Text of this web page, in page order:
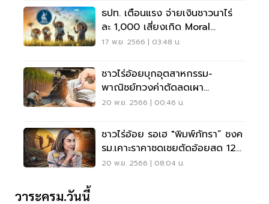
ธปท. เตือนแรง จ่ายเงินชาวนาไร่
ละ 1,000 เสี่ยงเกิด Moral
Hazard
17 พ.ย. 2566 | 03:48 น.
ชาวไร่อ้อยบุกอุตสาหกรรม-
พาณิชย์ทวงค่าตัดลดเผา
ตัวการ"PM 2.5"วันนี้
20 พ.ย. 2566 | 00:46 น.
ชาวไร่อ้อย รอเฮ "พิมพ์ภัทรา” ชงค
รม.เคาะราคาชดเชยตัดอ้อยสด 120
บาท/ตัน
20 พ.ย. 2566 | 08:04 น.
วาระครม.วันนี้